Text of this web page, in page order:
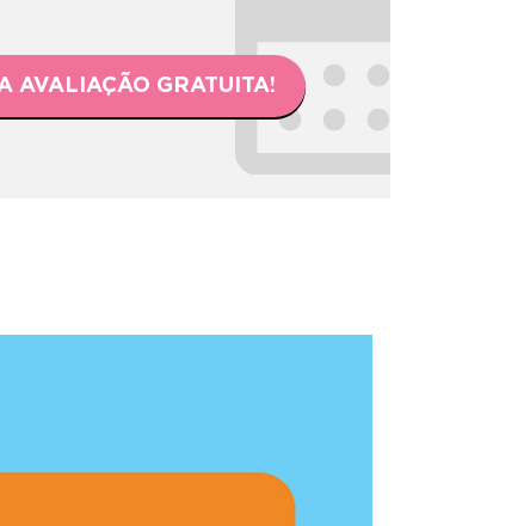
AVALIAÇÃO GRATUITA!